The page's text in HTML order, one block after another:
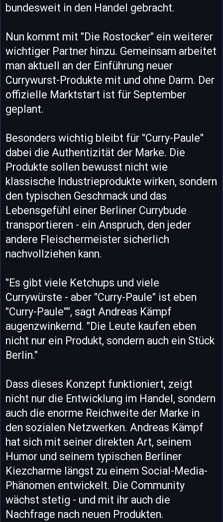
bundesweit in den Handel gebracht.
Nun kommt mit "Die Rostocker" ein weiterer
wichtiger Partner hinzu. Gemeinsam arbeitet
man aktuell an der Einführung neuer
Currywurst-Produkte mit und ohne Darm. Der
offizielle Marktstart ist für September
geplant.
Besonders wichtig bleibt für "Curry-Paule"
dabei die Authentizität der Marke. Die
Produkte sollen bewusst nicht wie
klassische Industrieprodukte wirken, sondern
den typischen Geschmack und das
Lebensgefühl einer Berliner Currybude
transportieren - ein Anspruch, den jeder
andere Fleischermeister sicherlich
nachvollziehen kann.
"Es gibt viele Ketchups und viele
Currywürste - aber "Curry-Paule" ist eben
"Curry-Paule"", sagt Andreas Kämpf
augenzwinkernd. "Die Leute kaufen eben
nicht nur ein Produkt, sondern auch ein Stück
Berlin."
Dass dieses Konzept funktioniert, zeigt
nicht nur die Entwicklung im Handel, sondern
auch die enorme Reichweite der Marke in
den sozialen Netzwerken. Andreas Kämpf
hat sich mit seiner direkten Art, seinem
Humor und seinem typischen Berliner
Kiezcharme längst zu einem Social-Media-
Phänomen entwickelt. Die Community
wächst stetig - und mit ihr auch die
Nachfrage nach neuen Produkten.